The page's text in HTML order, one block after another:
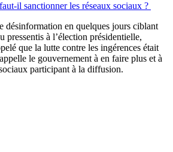
il sanctionner les réseaux sociaux ?
désinformation en quelques jours ciblant
pressentis à l’élection présidentielle,
que la lutte contre les ingérences était
le gouvernement à en faire plus et à
participant à la diffusion.